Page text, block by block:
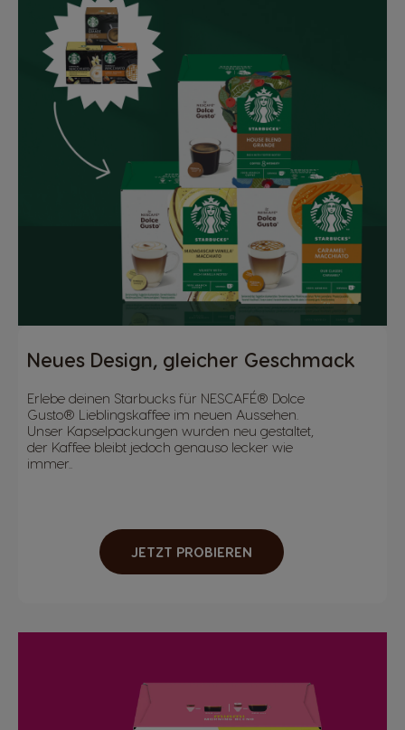
Neues Design, gleicher Geschmack
Erlebe deinen Starbucks für NESCAFÉ® Dolce
Gusto® Lieblingskaffee im neuen Aussehen.
Unser Kapselpackungen wurden neu gestaltet,
der Kaffee bleibt jedoch genauso lecker wie
immer..
JETZT PROBIEREN